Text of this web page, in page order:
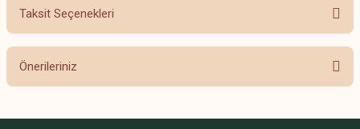
Taksit Seçenekleri
Önerileriniz